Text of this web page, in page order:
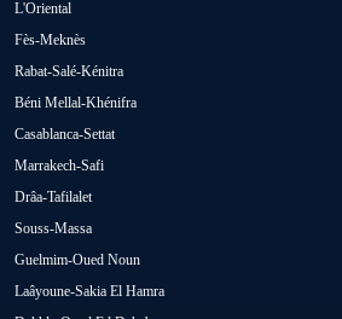
Oulad H'Riz Sahel
L'Oriental
Fès-Meknès
Rabat-Salé-Kénitra
Béni Mellal-Khénifra
Casablanca-Settat
Marrakech-Safi
Drâa-Tafilalet
Souss-Massa
Guelmim-Oued Noun
Laâyoune-Sakia El Hamra